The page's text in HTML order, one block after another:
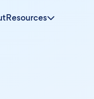
Resources